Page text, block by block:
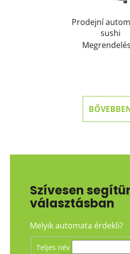
Prodejní
sushi
Szívesen
választásban
Melyik automata érdekli?
Teljes név